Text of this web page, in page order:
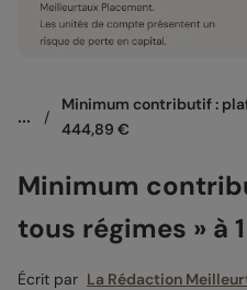
... /
Minimum contributif :
444,89 €
Minimum
tous régimes » à
Écrit par La Rédaction